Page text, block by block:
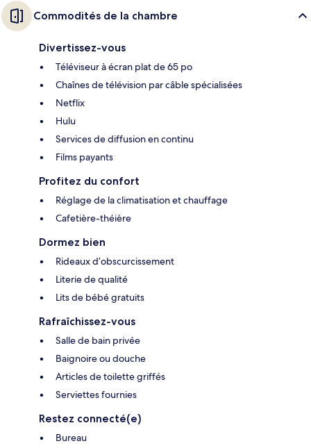
Commodités de la chambre
Divertissez-vous
Téléviseur à écran plat de 65 po
Chaînes de télévision par câble spécialisées
Netflix
Hulu
Services de diffusion en continu
Films payants
Profitez du confort
Réglage de la climatisation et chauffage
Cafetière-théière
Dormez bien
Rideaux d’obscurcissement
Literie de qualité
Lits de bébé gratuits
Rafraîchissez-vous
Salle de bain privée
Baignoire ou douche
Articles de toilette griffés
Serviettes fournies
Restez connecté(e)
Bureau